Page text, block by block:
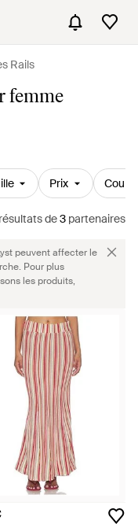
Rails
femme
Prix
résultatsde3 partenaires
peuvent affecter le
Pour plus
les produits,